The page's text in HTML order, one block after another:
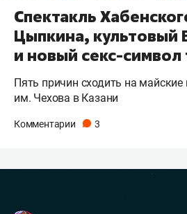
Спектакль
Цыпкина, культовый
и новый секс-символ
Пять причин сходить на
им. Чехова в Казани
Комментарии 3